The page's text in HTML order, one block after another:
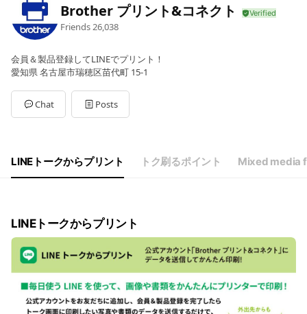
Brother プリント&コネクト
Friends26,038
会員＆製品登録してLINEでプリント！
愛知県 名古屋市瑞穂区苗代町 15-1
Chat Posts
LINEトークからプリント トク刷るポイント Mixed media
LINEトークからプリント